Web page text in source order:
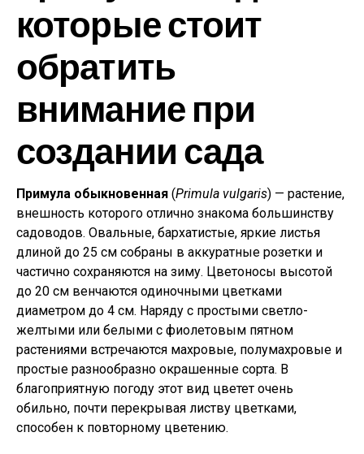
которые стоит
обратить
внимание при
создании сада
Примула обыкновенная (Primula vulgaris) — растение,
внешность которого отлично знакома большинству
садоводов. Овальные, бархатистые, яркие листья
длиной до 25 см собраны в аккуратные розетки и
частично сохраняются на зиму. Цветоносы высотой
до 20 см венчаются одиночными цветками
диаметром до 4 см. Наряду с простыми светло-
желтыми или белыми с фиолетовым пятном
растениями встречаются махровые, полумахровые и
простые разнообразно окрашенные сорта. В
благоприятную погоду этот вид цветет очень
обильно, почти перекрывая листву цветками,
способен к повторному цветению.